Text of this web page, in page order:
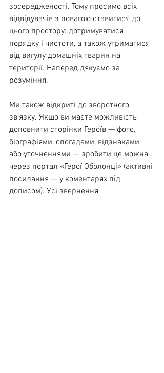
зосередженості. Тому просимо всіх
відвідувачів з повагою ставитися до
цього простору: дотримуватися
порядку і чистоти, а також утриматися
від вигулу домашніх тварин на
території. Наперед дякуємо за
розуміння.
Ми також відкриті до зворотного
зв’язку. Якщо ви маєте можливість
доповнити сторінки Героїв — фото,
біографіями, спогадами, відзнаками
або уточненнями — зробити це можна
через портал «Герої Оболонці» (активні
посилання — у коментарях під
дописом). Усі звернення